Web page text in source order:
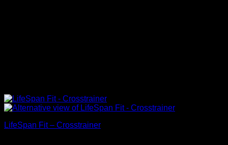
LifeSpan Fit – Crosstrainer